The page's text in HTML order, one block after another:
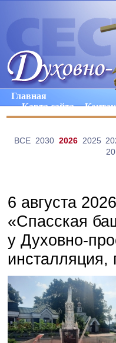
Главная
Карта сайта
ВCE 2030 2026 2025
6 августа
«Спасская
у Духовно-